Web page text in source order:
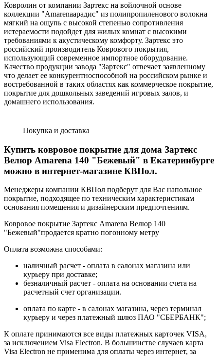
Ковролин от компании Зартекс на войлочной основе
коллекции "Amarenaарадис" из полипропиленового волокна
мягкий на ощупь с высокой степенью сопротивления
истераемости подойдет для жилых комнат с высокими
требованиями к акустическому комфорту. Зартекс это
российский производитель Коврового покрытия,
использующий современное импортное оборудование.
Качество продукции завода "Зартекс" отвечает заявленному
что делает ее конкурентноспособной на российском рынке и
востребованной в таких областях как коммерческое покрытие,
покрытие для дошкольных заведений игровых залов, и
домашнего использования.
Покупка и доставка
Купить ковровое покрытие для дома Зартекс
Велюр Amarena 140 "Бежевый" в Екатеринбурге
можно в интернет-магазине КВПол.
Менеджеры компании КВПол подберут для Вас напольное
покрытие, подходящее по техническим характеристикам
основания помещения и дизайнерским предпочтениям.
Ковровое покрытие Зартекс Amarena Велюр 140
"Бежевый"продается кратно погонному метру
Оплата возможна способами:
наличный расчет - оплата в салонах магазина или
курьеру при доставке;
безналичный расчет - оплата на основании счета на
расчетный счет организации.
оплата по карте - в салонах магазина, через терминал
курьеру и через платежный шлюз ПАО "СБЕРБАНК";
К оплате принимаются все виды платежных карточек VISA,
за исключением Visa Electron. В большинстве случаев карта
Visa Electron не применима для оплаты через интернет, за